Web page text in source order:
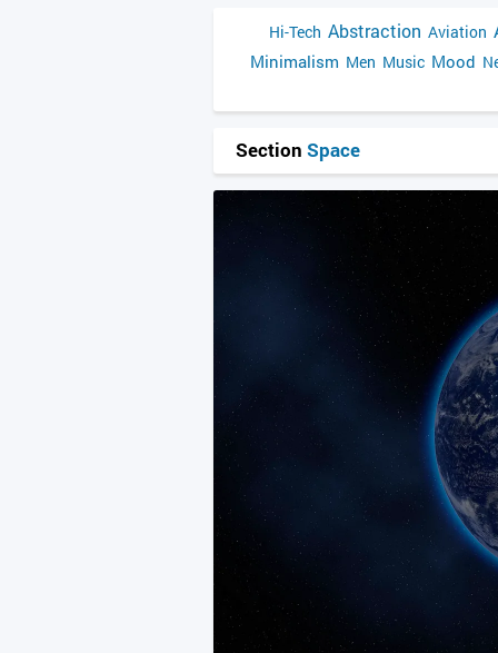
Hi-Tech Abstraction Aviation
Minimalism Men Music Mood
Section Space